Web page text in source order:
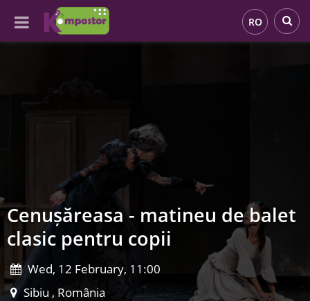
RO
Cenușăreasa - matineu de balet
clasic pentru copii
Wed, 12 February, 11:00
Sibiu , România